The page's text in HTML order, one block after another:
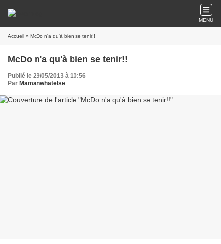
MENU
Accueil » McDo n'a qu'à bien se tenir!!
McDo n'a qu'à bien se tenir!!
Publié le 29/05/2013 à 10:56
Par Mamanwhatelse